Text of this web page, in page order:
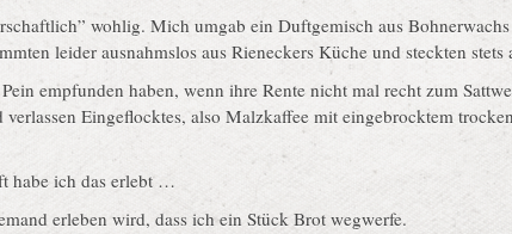
wohlig. Mich umgab ein Duftgemisch aus
leider ausnahmslos aus Rieneckers Küche und steckten
empfunden haben, wenn ihre Rente nicht mal recht zum
verlassen Eingeflocktes, also Malzkaffee mit eingebrocktem
habe ich das erlebt …
erleben wird, dass ich ein Stück Brot wegwerfe.